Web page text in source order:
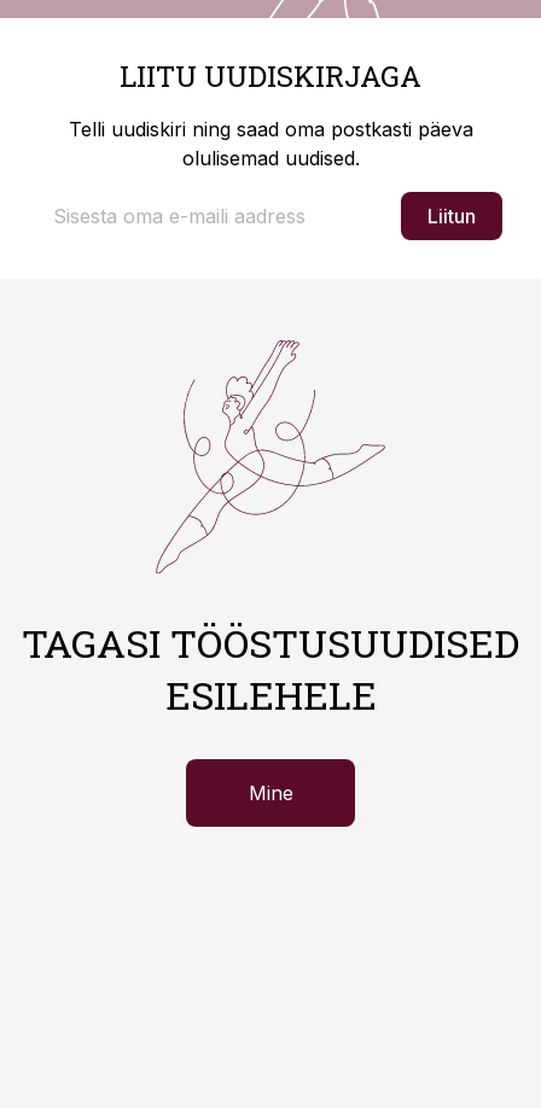
LIITU UUDISKIRJAGA
Telli uudiskiri ning saad oma postkasti päeva
olulisemad uudised.
Liitun
TAGASI TÖÖSTUSUUDISED
ESILEHELE
Mine